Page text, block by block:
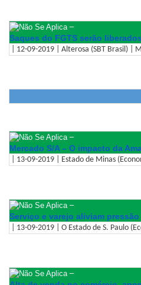
–
Saques do FGTS serão
| 12-09-2019 | Alterosa (SBT Brasil) |
–
Mercado S/A – O impacto da
| 13-09-2019 | Estado de Minas
–
Serviço e varejo aliviam pressão
| 13-09-2019 | O Estado de S. Paulo
–